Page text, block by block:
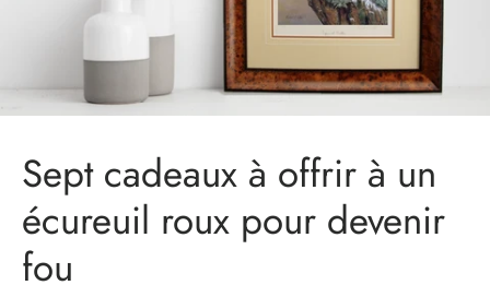
Sept cadeaux à offrir à un
écureuil roux pour devenir
fou